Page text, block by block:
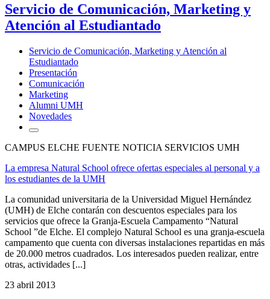
Servicio de Comunicación, Marketing y
Atención al Estudiantado
Servicio de Comunicación, Marketing y Atención al
Estudiantado
Presentación
Comunicación
Marketing
Alumni UMH
Novedades
CAMPUS ELCHE FUENTE NOTICIA SERVICIOS UMH
La empresa Natural School ofrece ofertas especiales al personal y a
los estudiantes de la UMH
La comunidad universitaria de la Universidad Miguel Hernández
(UMH) de Elche contarán con descuentos especiales para los
servicios que ofrece la Granja-Escuela Campamento “Natural
School ”de Elche. El complejo Natural School es una granja-escuela
campamento que cuenta con diversas instalaciones repartidas en más
de 20.000 metros cuadrados. Los interesados pueden realizar, entre
otras, actividades [...]
23 abril 2013